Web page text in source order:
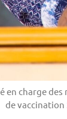
en charge
de vaccination